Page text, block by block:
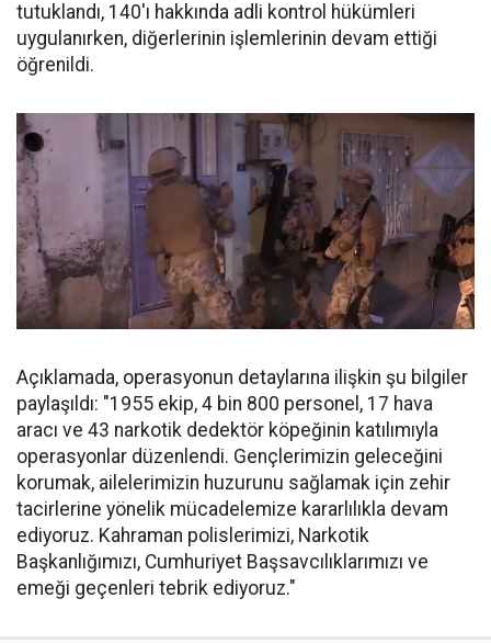
tutuklandı, 140'ı hakkında adli kontrol hükümleri
uygulanırken, diğerlerinin işlemlerinin devam ettiği
öğrenildi.
Açıklamada, operasyonun detaylarına ilişkin şu bilgiler
paylaşıldı: "1955 ekip, 4 bin 800 personel, 17 hava
aracı ve 43 narkotik dedektör köpeğinin katılımıyla
operasyonlar düzenlendi. Gençlerimizin geleceğini
korumak, ailelerimizin huzurunu sağlamak için zehir
tacirlerine yönelik mücadelemize kararlılıkla devam
ediyoruz. Kahraman polislerimizi, Narkotik
Başkanlığımızı, Cumhuriyet Başsavcılıklarımızı ve
emeği geçenleri tebrik ediyoruz."